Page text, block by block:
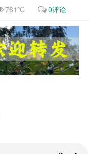
761℃ 0评论